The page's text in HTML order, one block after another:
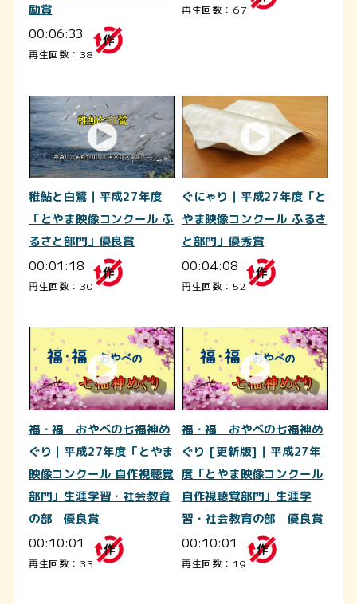
励賞
00:06:33
再生回数：38
再生回数：67
稚鮎と白鷺｜平成27年度
「とやま映像コンクール ふ
るさと部門」優良賞
00:01:18
再生回数：30
ぐにゃり｜平成27年度「と
やま映像コンクール ふるさ
と部門」優秀賞
00:04:08
再生回数：52
福・福 おやべの七福神め
ぐり｜平成27年度「とやま
映像コンクール 自作視聴覚
部門」生涯学習・社会教育
の部 優良賞
00:10:01
再生回数：33
福・福 おやべの七福神め
ぐり [更新版]｜平成27年
度「とやま映像コンクール
自作視聴覚部門」生涯学
習・社会教育の部 優良賞
00:10:01
再生回数：19